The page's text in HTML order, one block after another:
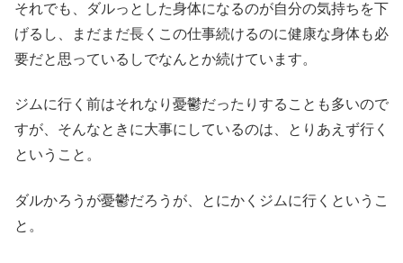
それでも、ダルっとした身体になるのが自分の気持ちを下
げるし、まだまだ長くこの仕事続けるのに健康な身体も必
要だと思っているしでなんとか続けています。
ジムに行く前はそれなり憂鬱だったりすることも多いので
すが、そんなときに大事にしているのは、とりあえず行く
ということ。
ダルかろうが憂鬱だろうが、とにかくジムに行くというこ
と。